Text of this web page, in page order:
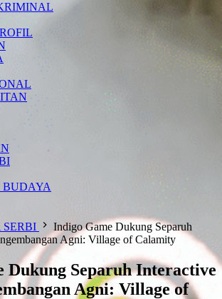
BUDAYA
SERBI
Indigo Game Dukung Separuh
Agni: Village of Calamity
Dukung Separuh Interactive
Agni: Village of